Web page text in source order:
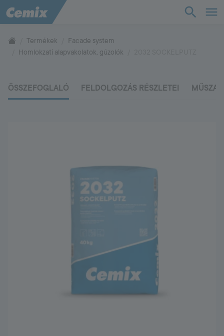
TudásTár
Támogatás
Termékek
Facade system
Homlokzati alapvakolatok, gúzolók
ÖSSZEFOGLALÓ FELDOLGOZÁS RÉSZLETEI